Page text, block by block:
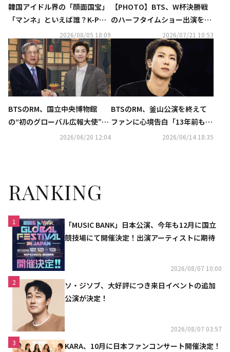
韓国アイドル界の「顔面国宝」
「マンネ」といえば誰？K-POP
推しタイプ別調査の結果が明ら
かに
2026/08/05 18:09
【PHOTO】BTS、W杯決勝戦
のハーフタイムショー出演を終
えてアメリカから帰国（動画あ
2026/07/21 10:53
BTSのRM、国立中央博物館
の“初のグローバル広報大使”に
2026/06/20 12:04
BTSのRM、釜山公演を終えて
ファンに心境告白「13年前もこ
れからも声を届ける」2026/06/14 18:35
RANKING
1
「MUSIC BANK」日本公演、今年も12月に国立
競技場にて開催決定！出演アーティストに期待
2026/08/07 10:00
2
ソ・ジソブ、大好評につき来日イベントの追加
公演が決定！
2026/08/07 03:57
3
KARA、10月に日本ファンコンサート開催決定！